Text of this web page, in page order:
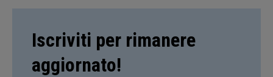
Iscriviti per rimanere
aggiornato!